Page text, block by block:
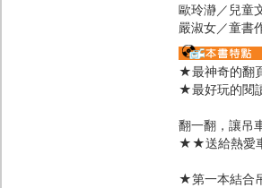
歐玲瀞／兒童
嚴淑女／童書
★最神奇的翻
★最好玩的閱
翻一翻，讓吊
★★送給熱愛
★第一本結合